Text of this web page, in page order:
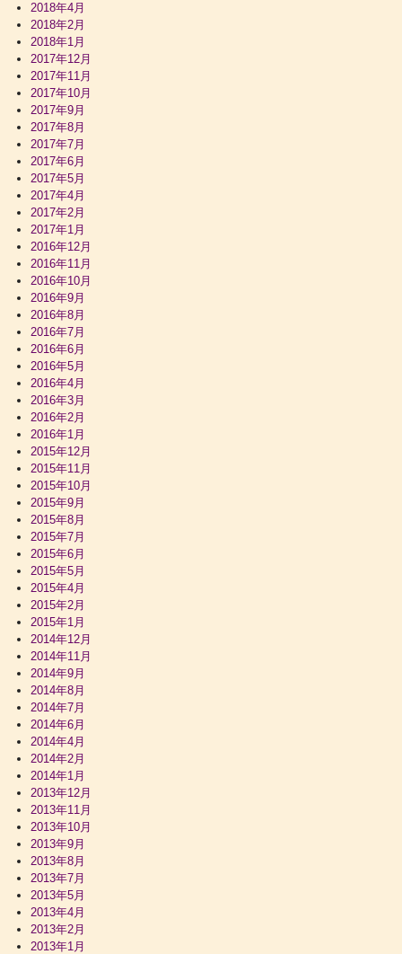
2018年4月
2018年2月
2018年1月
2017年12月
2017年11月
2017年10月
2017年9月
2017年8月
2017年7月
2017年6月
2017年5月
2017年4月
2017年2月
2017年1月
2016年12月
2016年11月
2016年10月
2016年9月
2016年8月
2016年7月
2016年6月
2016年5月
2016年4月
2016年3月
2016年2月
2016年1月
2015年12月
2015年11月
2015年10月
2015年9月
2015年8月
2015年7月
2015年6月
2015年5月
2015年4月
2015年2月
2015年1月
2014年12月
2014年11月
2014年9月
2014年8月
2014年7月
2014年6月
2014年4月
2014年2月
2014年1月
2013年12月
2013年11月
2013年10月
2013年9月
2013年8月
2013年7月
2013年5月
2013年4月
2013年2月
2013年1月